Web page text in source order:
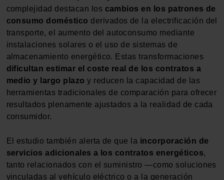
complejidad destacan los cambios en los patrones de
consumo doméstico derivados de la electrificación del
transporte, el aumento del autoconsumo mediante
instalaciones solares o el uso de sistemas de
almacenamiento energético. Estas transformaciones
dificultan estimar el coste real de los contratos a
medio y largo plazo y reducen la capacidad de las
herramientas tradicionales de comparación para ofrecer
resultados plenamente ajustados a la realidad de cada
consumidor.
El estudio también alerta de que la incorporación de
servicios adicionales a los contratos energéticos,
tanto relacionados con el suministro —como soluciones
vinculadas al vehículo eléctrico o a la generación